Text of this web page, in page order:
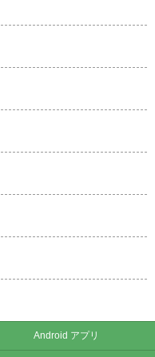
Android アプリ